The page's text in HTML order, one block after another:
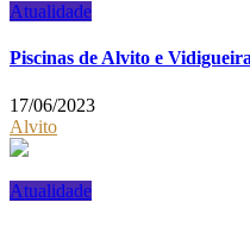
Atualidade
Piscinas de Alvito e
17/06/2023
Alvito
Atualidade